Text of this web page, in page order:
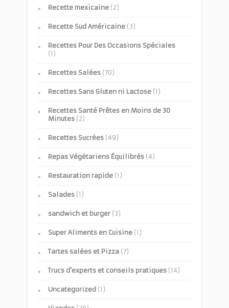
Recette mexicaine (2)
Recette Sud Américaine (3)
Recettes Pour Des Occasions Spéciales
(1)
Recettes Salées (70)
Recettes Sans Gluten ni Lactose (1)
Recettes Santé Prêtes en Moins de 30
Minutes (2)
Recettes Sucrées (49)
Repas Végétariens Équilibrés (4)
Restauration rapide (1)
Salades (1)
sandwich et burger (3)
Super Aliments en Cuisine (1)
Tartes salées et Pizza (7)
Trucs d'experts et conseils pratiques (14)
Uncategorized (1)